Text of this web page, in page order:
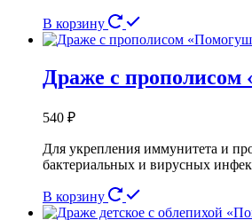
В корзину
Драже с прополисом
540 ₽
Для укрепления иммунитета и
бактериальных и вирусных
В корзину